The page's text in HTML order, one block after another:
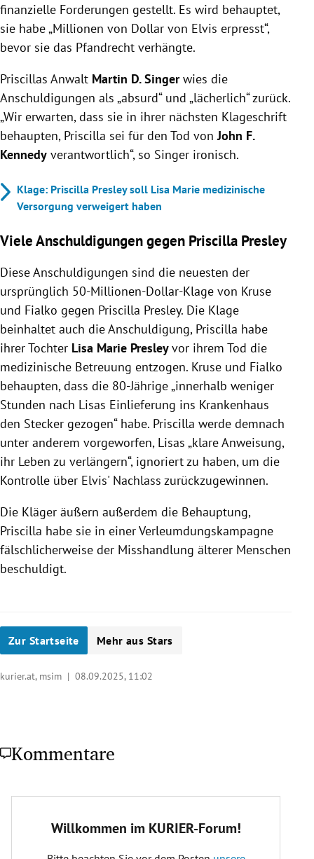
finanzielle Forderungen gestellt. Es wird behauptet,
sie habe „Millionen von Dollar von Elvis erpresst“,
bevor sie das Pfandrecht verhängte.
Priscillas Anwalt Martin D. Singerwies die
Anschuldigungen als „absurd“ und „lächerlich“ zurück.
„Wir erwarten, dass sie in ihrer nächsten Klageschrift
behaupten, Priscilla sei für den Tod vonJohn F.
Kennedy verantwortlich“, so Singer ironisch.
Klage: Priscilla Presley soll Lisa Marie medizinische
Versorgung verweigert haben
Viele Anschuldigungen gegen Priscilla Presley
Diese Anschuldigungen sind die neuesten der
ursprünglich 50-Millionen-Dollar-Klage von Kruse
und Fialko gegen Priscilla Presley. Die Klage
beinhaltet auch die Anschuldigung, Priscilla habe
ihrer Tochter Lisa Marie Presleyvor ihrem Tod die
medizinische Betreuung entzogen. Kruse und Fialko
behaupten, dass die 80-Jährige „innerhalb weniger
Stunden nach Lisas Einlieferung ins Krankenhaus
den Stecker gezogen“ habe. Priscilla werde demnach
unter anderem vorgeworfen, Lisas „klare Anweisung,
ihr Leben zu verlängern“, ignoriert zu haben, um die
Kontrolle über Elvis' Nachlass zurückzugewinnen.
Die Kläger äußern außerdem die Behauptung,
Priscilla habe sie in einer Verleumdungskampagne
fälschlicherweise der Misshandlung älterer Menschen
beschuldigt.
Zur Startseite Mehr aus Stars
kurier.at, msim | 08.09.2025, 11:02
Kommentare